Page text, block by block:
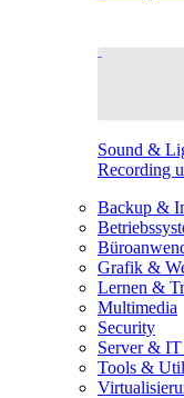
Sound &
Recording
Backup &
Grafik &
Lernen &
Multimedia
Security
Server & IT
Tools &